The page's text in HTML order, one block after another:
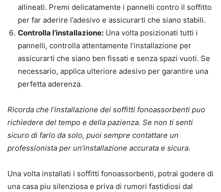
allineati. Premi delicatamente i pannelli contro il soffitto
per far aderire l’adesivo e assicurarti che siano stabili.
Controlla l’installazione: Una volta posizionati tutti i
pannelli, controlla attentamente l’installazione per
assicurarti che siano ben fissati e senza spazi vuoti. Se
necessario, applica ulteriore adesivo per garantire una
perfetta aderenza.
Ricorda che l’installazione dei soffitti fonoassorbenti puo
richiedere del tempo e della pazienza. Se non ti senti
sicuro di farlo da solo, puoi sempre contattare un
professionista per un’installazione accurata e sicura.
Una volta installati i soffitti fonoassorbenti, potrai godere di
una casa piu silenziosa e priva di rumori fastidiosi dal